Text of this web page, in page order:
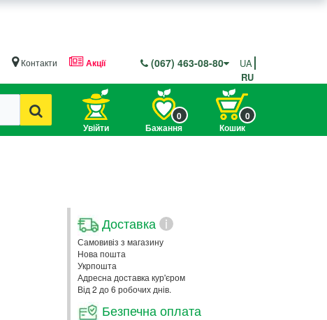
Контакти Акції (067) 463-08-80
UA
RU
Увійти Бажання
0
Кошик
0
Доставка i
Самовивіз з магазину
Нова пошта
Укрпошта
Адресна доставка кур'єром
Від 2 до 6 робочих днів.
Безпечна оплата